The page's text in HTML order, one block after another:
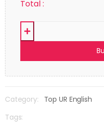
Total :
Category:
Top UR English
Tags: